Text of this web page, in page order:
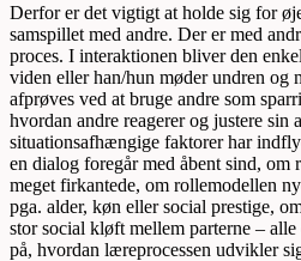
Derfor er det vigtigt at holde sig for
samspillet med andre. Der er med
proces. I interaktionen bliver den
viden eller han/hun møder undren og
afprøves ved at bruge andre som
hvordan andre reagerer og justere sin
situationsafhængige faktorer har
en dialog foregår med åbent sind, om
meget firkantede, om rollemodellen
pga. alder, køn eller social prestige,
stor social kløft mellem parterne –
på, hvordan læreprocessen udvikler